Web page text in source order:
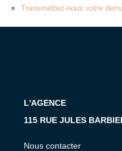
Transmettez-nous votre
L'AGENCE
115 RUE JULES
Nous contacter